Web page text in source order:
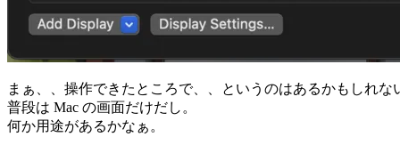
まぁ、、操作できたところで、、というのはあるかもしれな
普段は Mac の画面だけだし。
何か用途があるかなぁ。